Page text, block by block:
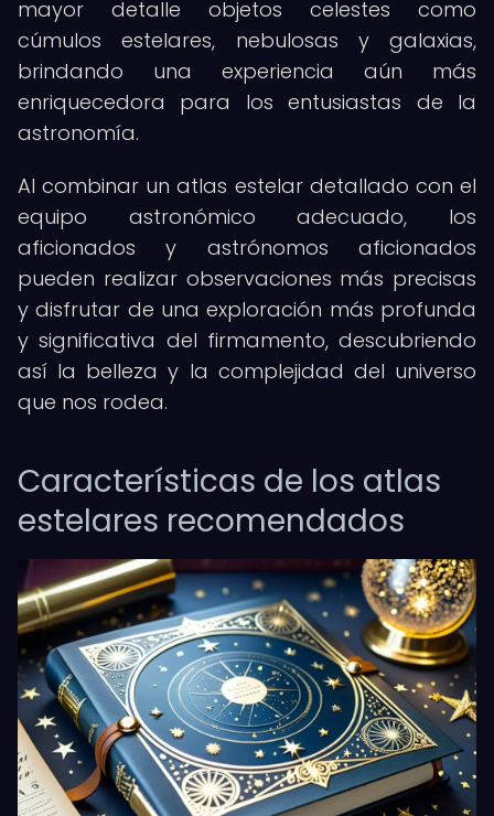
mayor detalle objetos celestes como
cúmulos estelares, nebulosas y galaxias,
brindando una experiencia aún más
enriquecedora para los entusiastas de la
astronomía.
Al combinar un atlas estelar detallado con el
equipo astronómico adecuado, los
aficionados y astrónomos aficionados
pueden realizar observaciones más precisas
y disfrutar de una exploración más profunda
y significativa del firmamento, descubriendo
así la belleza y la complejidad del universo
que nos rodea.
Características de los atlas
estelares recomendados